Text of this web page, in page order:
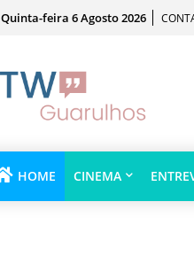
Quinta-feira 6 Agosto 2026
HOME CINEMA